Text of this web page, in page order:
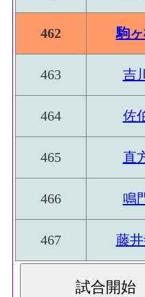
462 駒
463 吉
464 佐
465 直
466 鳴
467 藤